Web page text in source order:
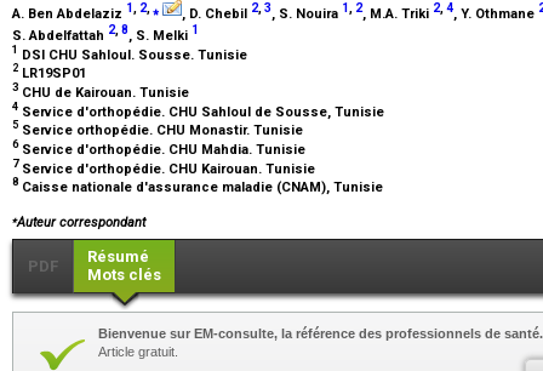
A. Ben Abdelaziz 1, 2,⁎ , D. Chebil 2,3, S. Nouira 1, 2, M.A. Triki 2,4, Y. Othmane
S. Abdelfattah 2 8, S. Melki 1
1 DSI CHU Sahloul. Sousse. Tunisie
2 LR19SP01
3 CHU de Kairouan. Tunisie
4 Service d'orthopédie. CHU Sahloul de Sousse, Tunisie
5 Service orthopédie. CHU Monastir. Tunisie
6Service d'orthopédie. CHU Mahdia. Tunisie
7 Service d'orthopédie. CHU Kairouan. Tunisie
8 Caisse nationale d'assurance maladie (CNAM), Tunisie
⁎Auteur correspondant
PDF
Résumé
Mots clés
Bienvenue sur EM-consulte, la référence des professionnels de santé.
Article gratuit.